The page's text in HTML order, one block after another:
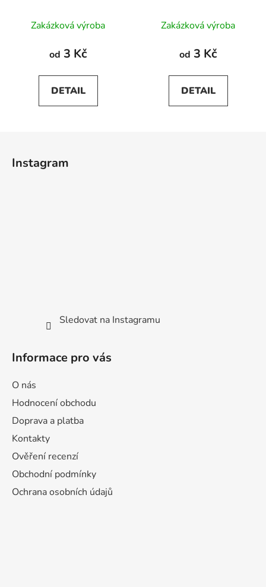
Zakázková výroba
od 3 Kč
DETAIL
Zakázková výroba
od 3 Kč
DETAIL
Instagram
Sledovat na Instagramu
Informace pro vás
O nás
Hodnocení obchodu
Doprava a platba
Kontakty
Ověření recenzí
Obchodní podmínky
Ochrana osobních údajů